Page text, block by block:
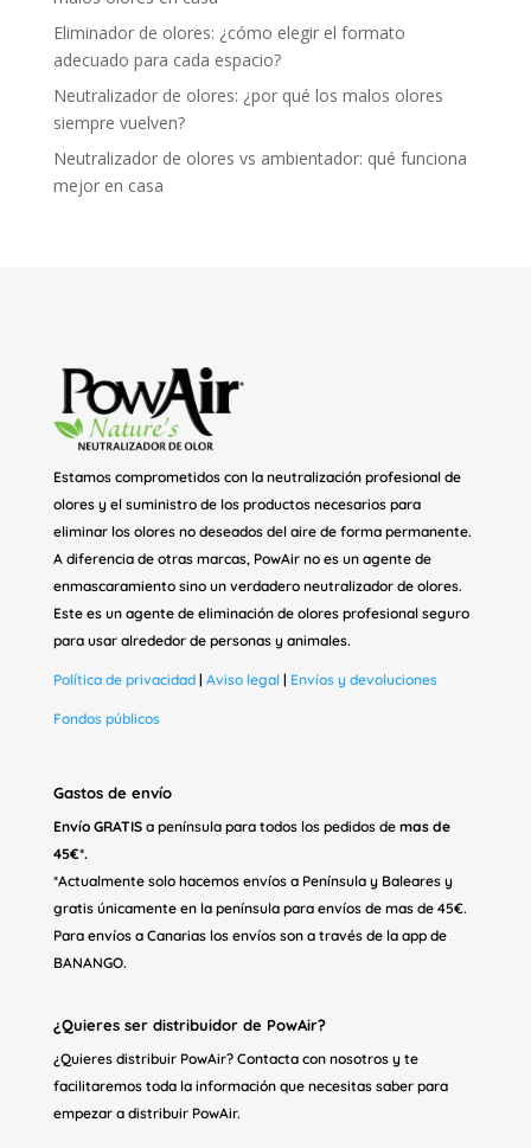
Eliminador de olores: ¿cómo elegir el formato
adecuado para cada espacio?
Neutralizador de olores: ¿por qué los malos olores
siempre vuelven?
Neutralizador de olores vs ambientador: qué funciona
mejor en casa
Estamos comprometidos con la neutralización profesional de
olores y el suministro de los productos necesarios para
eliminar los olores no deseados del aire de forma permanente.
A diferencia de otras marcas, PowAir no es un agente de
enmascaramiento sino un verdadero neutralizador de olores.
Este es un agente de eliminación de olores profesional seguro
para usar alrededor de personas y animales.
Política de privacidad| Aviso legal| Envíos y devoluciones
Fondos públicos
Gastos de envío
Envío GRATISa península para todos los pedidos de mas de
45€*.
*Actualmente solo hacemos envíos a Península y Baleares y
gratis únicamente en la península para envíos de mas de 45€.
Para envíos a Canarias los envíos son a través de la app de
BANANGO.
¿Quieres ser distribuidor de PowAir?
¿Quieres distribuir PowAir? Contacta con nosotros y te
facilitaremos toda la información que necesitas saber para
empezar a distribuir PowAir.